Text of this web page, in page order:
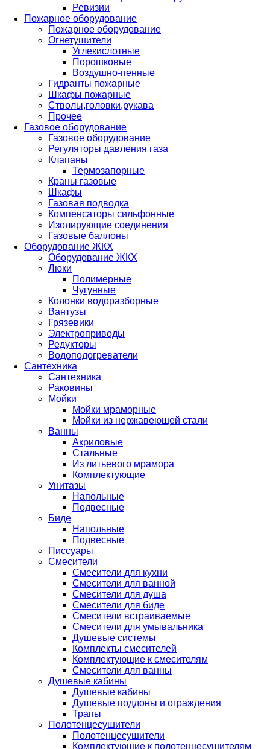
Ревизии
Пожарное оборудование
Пожарное оборудование
Огнетушители
Углекислотные
Порошковые
Воздушно-пенные
Гидранты пожарные
Шкафы пожарные
Стволы,головки,рукава
Прочее
Газовое оборудование
Газовое оборудование
Регуляторы давления газа
Клапаны
Термозапорные
Краны газовые
Шкафы
Газовая подводка
Компенсаторы сильфонные
Изолирующие соединения
Газовые баллоны
Оборудование ЖКХ
Оборудование ЖКХ
Люки
Полимерные
Чугунные
Колонки водоразборные
Вантузы
Грязевики
Электроприводы
Редукторы
Водоподогреватели
Сантехника
Сантехника
Раковины
Мойки
Мойки мраморные
Мойки из нержавеющей стали
Ванны
Акриловые
Стальные
Из литьевого мрамора
Комплектующие
Унитазы
Напольные
Подвесные
Биде
Напольные
Подвесные
Писсуары
Смесители
Смесители для кухни
Смесители для ванной
Смесители для душа
Смесители для биде
Смесители встраиваемые
Смесители для умывальника
Душевые системы
Комплекты смесителей
Комплектующие к смесителям
Смесители для ванны
Душевые кабины
Душевые кабины
Душевые поддоны и ограждения
Трапы
Полотенцесушители
Полотенцесушители
Комплектующие к полотенцесушителям